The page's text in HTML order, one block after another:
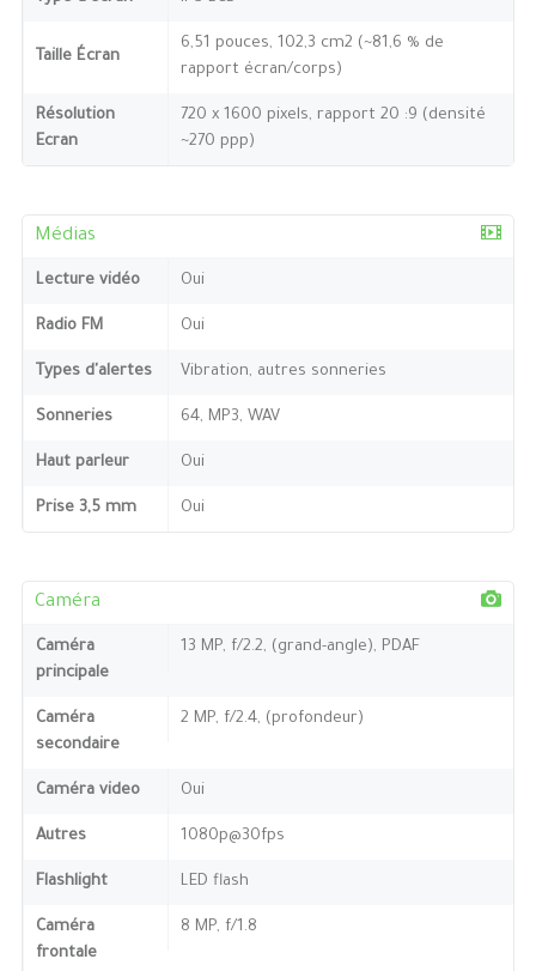
Taille Écran
6,51 pouces, 102,3 cm2 (~81,6 % de
rapport écran/corps)
Résolution
Ecran
720 x 1600 pixels, rapport 20 :9 (densité
~270 ppp)
Médias
Lecture vidéo Oui
Radio FM Oui
Types d'alertes Vibration, autres sonneries
Sonneries 64, MP3, WAV
Haut parleur Oui
Prise 3,5 mm Oui
Caméra
Caméra
principale
13 MP, f/2.2, (grand-angle), PDAF
Caméra
secondaire
2 MP, f/2.4, (profondeur)
Caméra video Oui
Autres 1080p@30fps
Flashlight LED flash
Caméra
frontale
8 MP, f/1.8